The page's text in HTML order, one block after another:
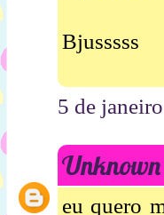
Bjusssss
5 de
Unknown
eu quero